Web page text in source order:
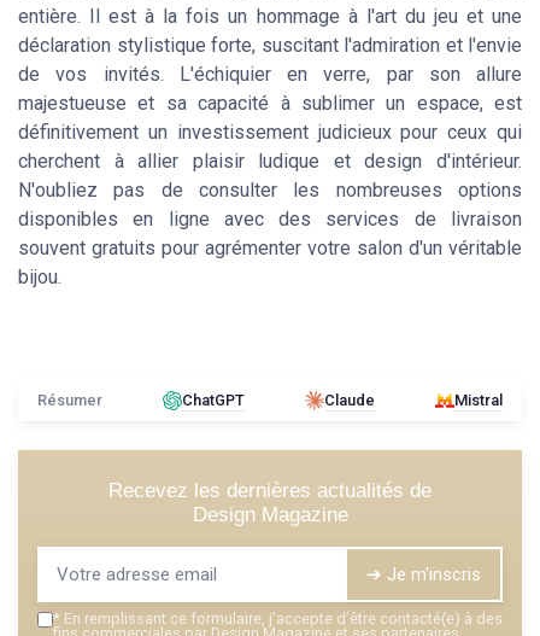
entière. Il est à la fois un hommage à l'art du jeu et une
déclaration stylistique forte, suscitant l'admiration et l'envie
de vos invités. L'échiquier en verre, par son allure
majestueuse et sa capacité à sublimer un espace, est
définitivement un investissement judicieux pour ceux qui
cherchent à allier plaisir ludique et design d'intérieur.
N'oubliez pas de consulter les nombreuses options
disponibles en ligne avec des services de livraison
souvent gratuits pour agrémenter votre salon d'un véritable
bijou.
Résumer ChatGPT Claude Mistral
Recevez les dernières actualités de
Design Magazine
➔ Je m'inscris
* En remplissant ce formulaire, j’accepte d’être contacté(e) à des